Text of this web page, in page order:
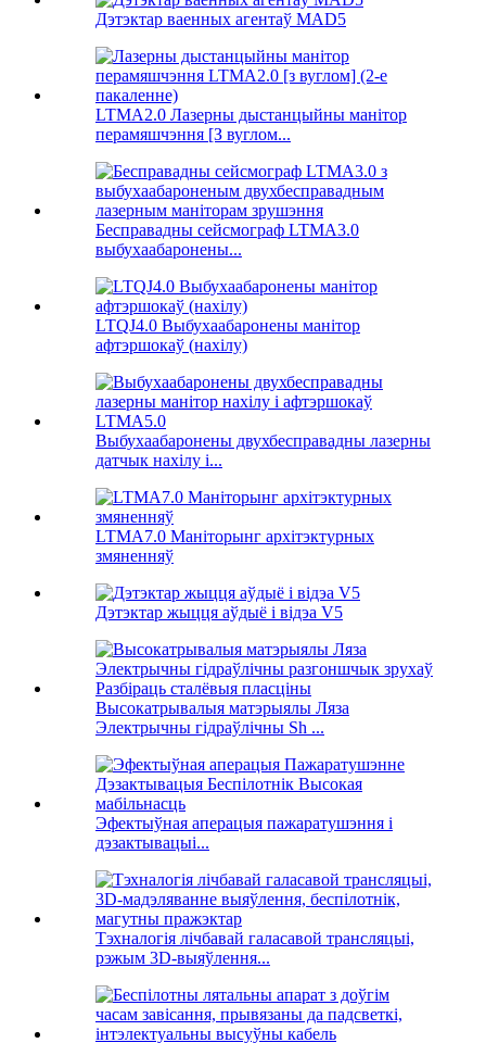
Дэтэктар ваенных агентаў MAD5
LTMA2.0 Лазерны дыстанцыйны манітор
перамяшчэння [З вуглом...
Бесправадны сейсмограф LTMA3.0
выбухаабаронены...
LTQJ4.0 Выбухаабаронены манітор
афтэршокаў (нахілу)
Выбухаабаронены двухбесправадны лазерны
датчык нахілу і...
LTMA7.0 Маніторынг архітэктурных
змяненняў
Дэтэктар жыцця аўдыё і відэа V5
Высокатрывалыя матэрыялы Ляза
Электрычны гідраўлічны Sh ...
Эфектыўная аперацыя пажаратушэння і
дэзактывацыі...
Тэхналогія лічбавай галасавой трансляцыі,
рэжым 3D-выяўлення...